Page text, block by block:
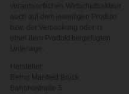
verantwortlichen Wirtschaftsakteur
auch auf dem jeweiligen Produkt
bzw. der Verpackung oder in
einer dem Produkt beigefügten
Unterlage.
Hersteller:
Bernd Manfred Brück
Bahnhostraße 5